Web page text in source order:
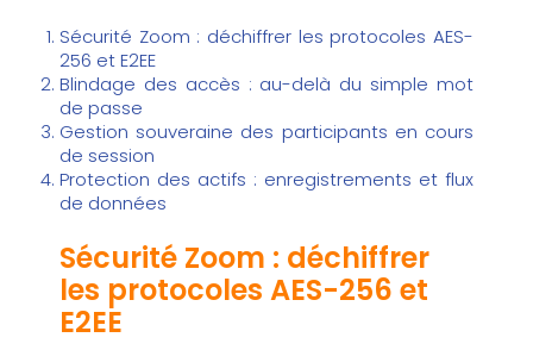
Sécurité Zoom : déchiffrer les protocoles AES-
256 et E2EE
Blindage des accès : au-delà du simple mot
de passe
Gestion souveraine des participants en cours
de session
Protection des actifs : enregistrements et flux
de données
Sécurité Zoom : déchiffrer
les protocoles AES-256 et
E2EE